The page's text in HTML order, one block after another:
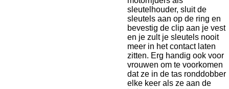
sleutelhouder, sluit de
sleutels aan op de ring en
bevestig de clip aan je vest
en je zult je sleutels nooit
meer in het contact laten
zitten. Erg handig ook voor
vrouwen om te voorkomen
dat ze in de tas ronddobber
elke keer als ze aan de